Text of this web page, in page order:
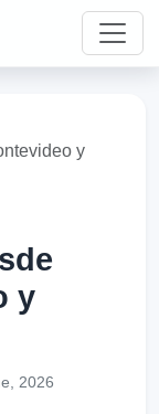
y
y
2026